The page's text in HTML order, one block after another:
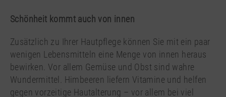
Schönheit kommt auch von innen
Zusätzlich zu Ihrer Hautpflege können Sie mit ein paar
wenigen Lebensmitteln eine Menge von innen heraus
bewirken. Vor allem Gemüse und Obst sind wahre
Wundermittel. Himbeeren liefern Vitamine und helfen
gegen vorzeitige Hautalterung – vor allem bei viel